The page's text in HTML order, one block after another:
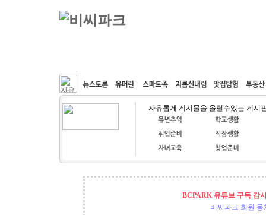
커뮤니티 속도패치 웹호스팅 공동구매
자유롭게 게시물을 올릴수있는 게시
BCPARK 유튜브 구독 감
비씨파크 회원 뭉